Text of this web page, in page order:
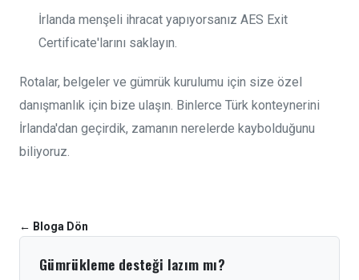
İrlanda menşeli ihracat yapıyorsanız AES Exit
Certificate'larını saklayın.
Rotalar, belgeler ve gümrük kurulumu için size özel
danışmanlık için bize ulaşın. Binlerce Türk konteynerini
İrlanda'dan geçirdik, zamanın nerelerde kaybolduğunu
biliyoruz.
← Bloga Dön
Gümrükleme desteği lazım mı?